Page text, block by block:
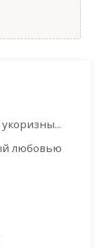
любовью